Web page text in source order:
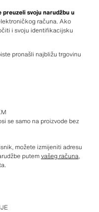
preuzeli svoju narudžbu u
računa. Ako
i svoju identifikacijsku
pronašli najbližu trgovinu
se samo na proizvode bez
možete izmijeniti adresu
putem vašeg računa,